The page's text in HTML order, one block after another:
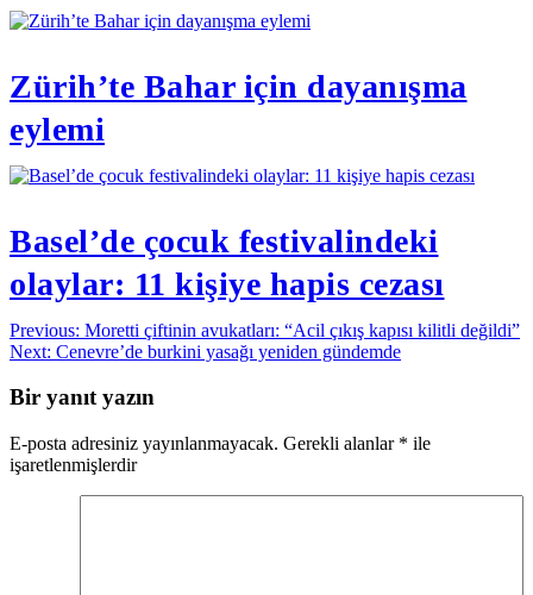
Zürih’te Bahar için dayanışma
eylemi
Basel’de çocuk festivalindeki
olaylar: 11 kişiye hapis cezası
Yazı
gezinmesi
Previous: Moretti çiftinin avukatları: “Acil çıkış kapısı kilitli değildi”
Next: Cenevre’de burkini yasağı yeniden gündemde
Bir yanıt yazın
E-posta adresiniz yayınlanmayacak. Gerekli alanlar * ile
işaretlenmişlerdir